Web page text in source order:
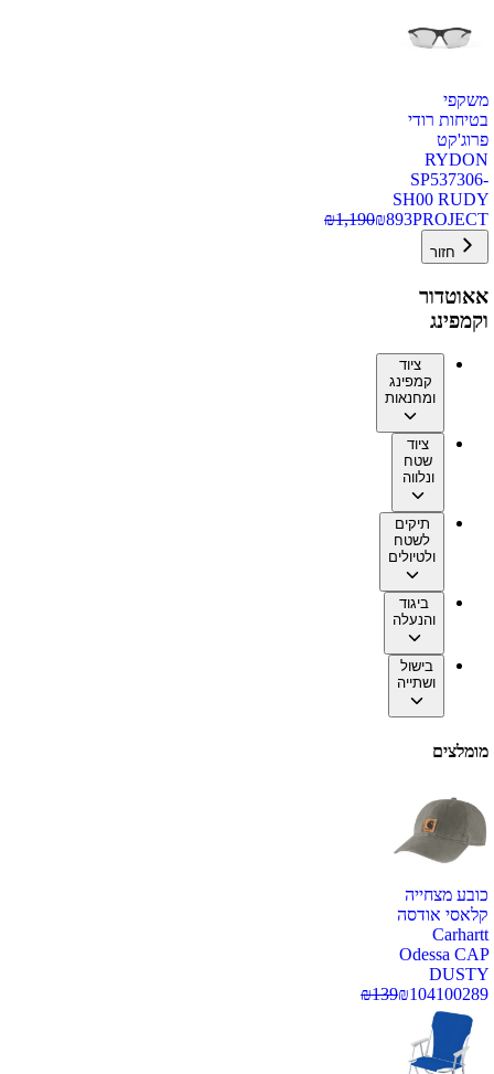
משקפי
בטיחות רודי
פרוג'קט
RYDON
SP537306-
SH00 RUDY
PROJECT
₪893
₪1,190
חזור
אאוטדור
וקמפינג
ציוד
קמפינג
ומחנאות
ציוד
שטח
ונלווה
תיקים
לשטח
ולטיולים
ביגוד
והנעלה
בישול
ושתייה
מומלצים
כובע מצחייה
קלאסי אודסה
Carhartt
Odessa CAP
DUSTY
100289
₪104
₪139